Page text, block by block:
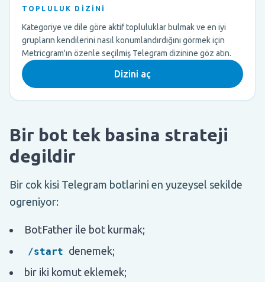
TOPLULUK DIZINI
Kategoriye ve dile göre aktif topluluklar bulmak ve en iyi
grupların kendilerini nasıl konumlandırdığını görmek için
Metricgram'ın özenle seçilmiş Telegram dizinine göz atın.
Dizini aç
Bir bot tek basina strateji
degildir
Bir cok kisi Telegram botlarini en yuzeysel sekilde
ogreniyor:
BotFather ile bot kurmak;
/start denemek;
bir iki komut eklemek;